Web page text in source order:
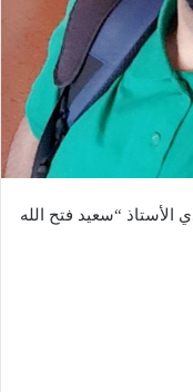
الأستاذ “سعيد فتح الله